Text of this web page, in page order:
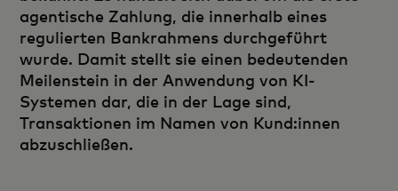
agentische Zahlung, die innerhalb eines
regulierten Bankrahmens durchgeführt
wurde. Damit stellt sie einen bedeutenden
Meilenstein in der Anwendung von KI-
Systemen dar, die in der Lage sind,
Transaktionen im Namen von Kund:innen
abzuschließen.